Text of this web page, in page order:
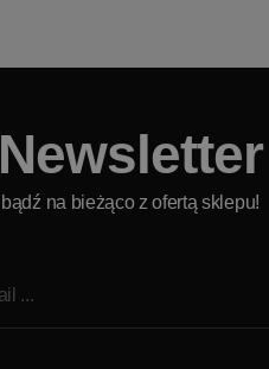
Newsletter
bądź na bieżąco z ofertą sklepu!